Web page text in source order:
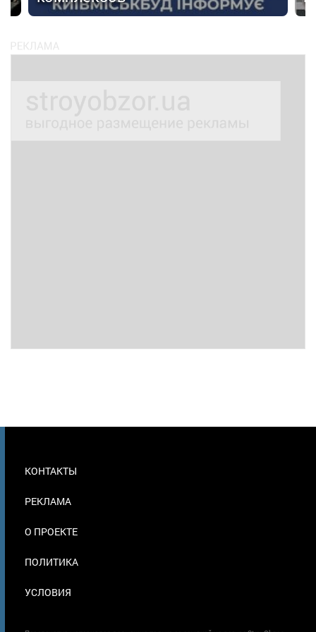
В
КОНТАКТЫ
РЕКЛАМА
О ПРОЕКТЕ
ПОЛИТИКА
УСЛОВИЯ